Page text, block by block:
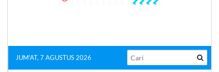
JUM'AT, 7 AGUSTUS 2026